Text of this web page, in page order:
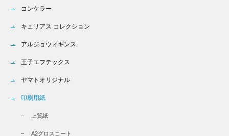
コンケラー
キュリアス コレクション
アルジョウィギンス
王子エフテックス
ヤマトオリジナル
印刷用紙
上質紙
A2グロスコート